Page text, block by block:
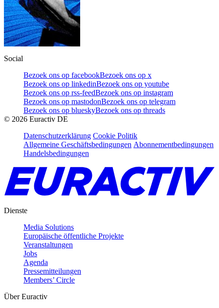
Social
Bezoek ons op facebookBezoek ons op x
Bezoek ons op linkedinBezoek ons op youtube
Bezoek ons op rss-feedBezoek ons op instagram
Bezoek ons op mastodonBezoek ons op telegram
Bezoek ons op blueskyBezoek ons op threads
© 2026 Euractiv DE
Datenschutzerklärung Cookie Politik
Allgemeine Geschäftsbedingungen Abonnementbedingungen
Handelsbedingungen
Dienste
Media Solutions
Europäische öffentliche Projekte
Veranstaltungen
Jobs
Agenda
Pressemitteilungen
Members’ Circle
Über Euractiv